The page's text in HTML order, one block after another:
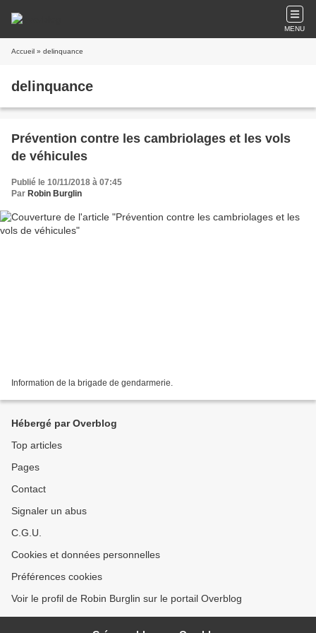
MENU
Accueil » delinquance
delinquance
Prévention contre les cambriolages et les vols
de véhicules
Publié le 10/11/2018 à 07:45
Par Robin Burglin
Information de la brigade de gendarmerie.
Hébergé par Overblog
Top articles
Pages
Contact
Signaler un abus
C.G.U.
Cookies et données personnelles
Préférences cookies
Voir le profil de Robin Burglin sur le portail Overblog